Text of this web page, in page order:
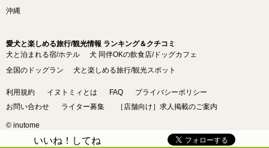
いいね！してね
沖縄
愛犬と楽しめる旅行/観光情報 ランキング＆クチコミ
犬と泊まれる宿/ホテル
犬 同伴OKの飲食店/ドッグカフェ
全国のドッグラン
犬と楽しめる旅行/観光スポット
利用規約 イヌトミィとは FAQ
プライバシーポリシー
お問い合わせ
ライター募集 ［店舗向け］求人掲載のご案内
© inutome